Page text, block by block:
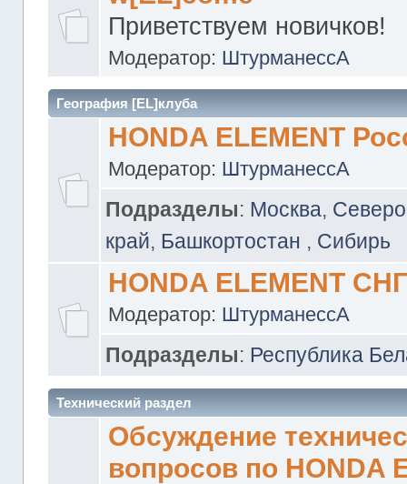
Приветствуем новичков!
Модератор: ШтурманессА
География [EL]клуба
HONDA ELEMENT
Модератор: ШтурманессА
Подразделы: Москва,
край, Башкортостан , Сибирь
HONDA ELEMENT
Модератор: ШтурманессА
Подразделы: Республика
Технический раздел
Обсуждение
вопросов по HONDA